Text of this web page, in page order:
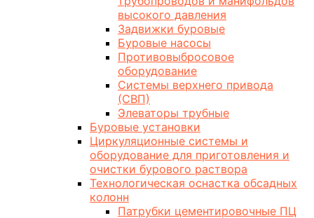
высокого давления
Задвижки буровые
Буровые насосы
Противовыбросовое
оборудование
Системы верхнего привода
(СВП)
Элеваторы трубные
Буровые установки
Циркуляционные системы и
оборудование для приготовления и
очистки бурового раствора
Технологическая оснастка обсадных
колонн
Патрубки цементировочные ПЦ